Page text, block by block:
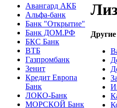
Авангард АКБ
Альфа-банк
Банк "Открытие"
Банк ДОМ.РФ
БКС Банк
ВТБ
Газпромбанк
Зенит
Кредит Европа
Банк
ЛОКО-Банк
МОРСКОЙ Банк